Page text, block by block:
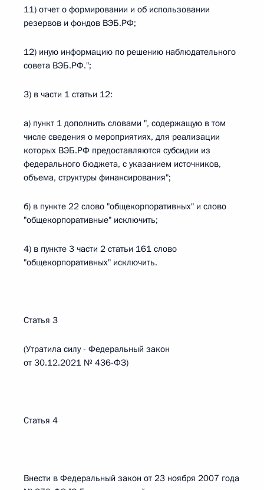
11) отчет о формировании и об использовании
резервов и фондов ВЭБ.РФ;
12) иную информацию по решению наблюдательного
совета ВЭБ.РФ.";
3) в части 1 статьи 12:
а) пункт 1 дополнить словами ", содержащую в том
числе сведения о мероприятиях, для реализации
которых ВЭБ.РФ предоставляются субсидии из
федерального бюджета, с указанием источников,
объема, структуры финансирования";
б) в пункте 22 слово "общекорпоративных" и слово
"общекорпоративные" исключить;
4) в пункте 3 части 2 статьи 161 слово
"общекорпоративных" исключить.
Статья 3
(Утратила силу - Федеральный закон
от 30.12.2021 № 436-ФЗ)
Статья 4
Внести в Федеральный закон от 23 ноября 2007 года